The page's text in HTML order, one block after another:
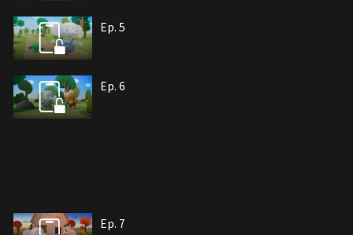
Ep. 5
Ep. 6
Ep. 7